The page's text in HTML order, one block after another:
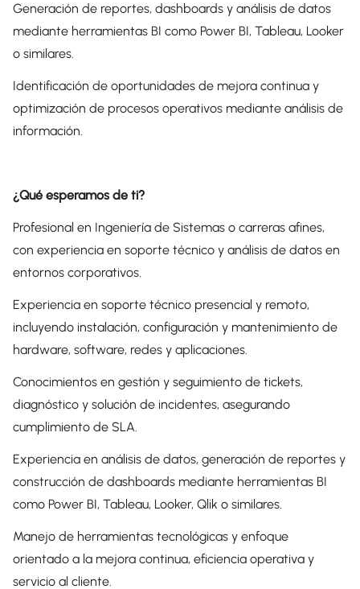
Generación de reportes, dashboards y análisis de datos
mediante herramientas BI como Power BI, Tableau, Looker
o similares.
Identificación de oportunidades de mejora continua y
optimización de procesos operativos mediante análisis de
información.
¿Qué esperamos de ti?
Profesional en Ingeniería de Sistemas o carreras afines,
con experiencia en soporte técnico y análisis de datos en
entornos corporativos.
Experiencia en soporte técnico presencial y remoto,
incluyendo instalación, configuración y mantenimiento de
hardware, software, redes y aplicaciones.
Conocimientos en gestión y seguimiento de tickets,
diagnóstico y solución de incidentes, asegurando
cumplimiento de SLA.
Experiencia en análisis de datos, generación de reportes y
construcción de dashboards mediante herramientas BI
como Power BI, Tableau, Looker, Qlik o similares.
Manejo de herramientas tecnológicas y enfoque
orientado a la mejora continua, eficiencia operativa y
servicio al cliente.